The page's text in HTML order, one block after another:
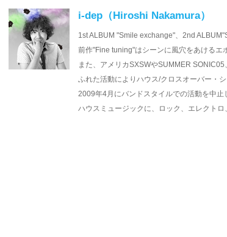
i-dep（Hiroshi Nakamura）
1st ALBUM "Smile exchange"、2nd
前作"Fine tuning"はシーンに風穴をあけるエ
また、アメリカSXSWやSUMMER
ふれた活動によりハウス/クロスオーバー・
2009年4月にバンドスタイルでの活動を中止
ハウスミュージックに、ロック、エレクト